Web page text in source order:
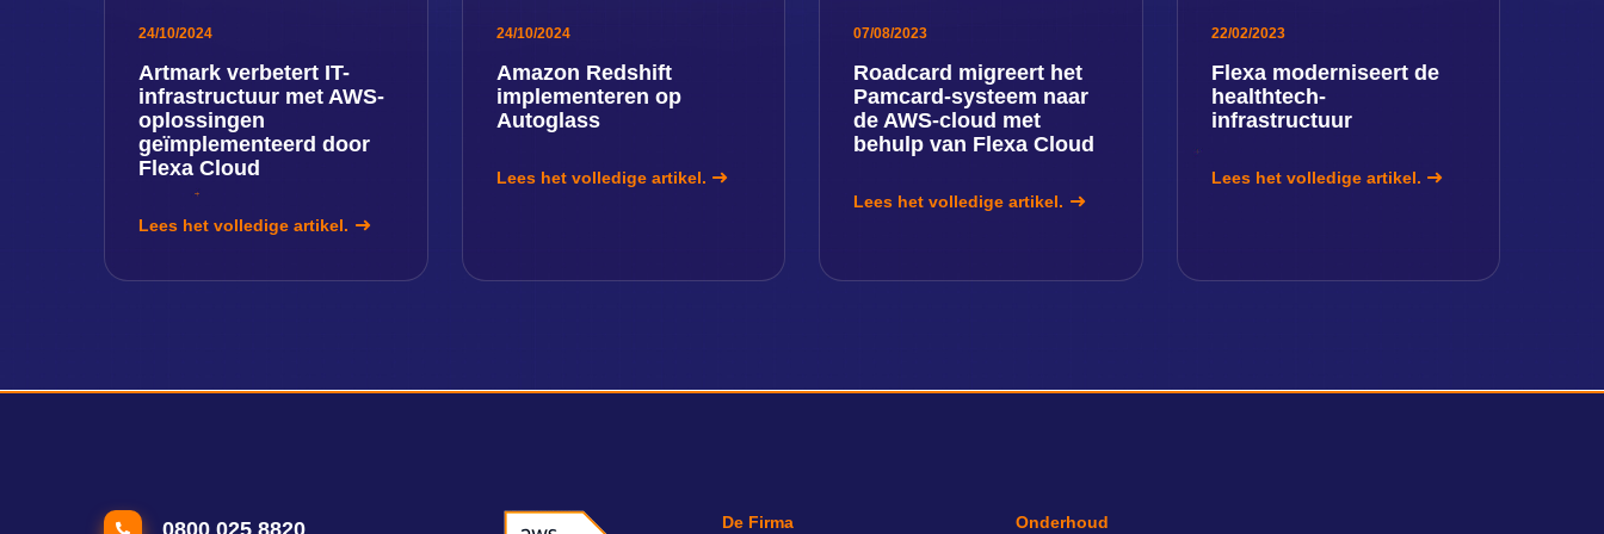
24/10/2024
Artmark verbetert IT-
infrastructuur met AWS-
oplossingen
geïmplementeerd door
Flexa Cloud
Lees het volledige artikel.
24/10/2024
Amazon Redshift
implementeren op
Autoglass
Lees het volledige artikel.
07/08/2023
Roadcard migreert het
Pamcard-systeem naar
de AWS-cloud met
behulp van Flexa Cloud
Lees het volledige artikel.
22/02/2023
Flexa moderniseert de
healthtech-
infrastructuur
Lees het volledige artikel.
0800 025 8820 De Firma Onderhoud